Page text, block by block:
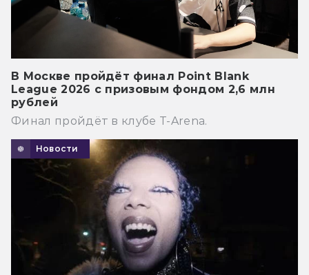
В Москве пройдёт финал Point Blank
League 2026 с призовым фондом 2,6 млн
рублей
Финал пройдёт в клубе T-Arena.
Новости